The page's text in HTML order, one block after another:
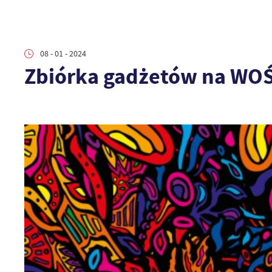
08 - 01 - 2024
Zbiórka gadżetów na